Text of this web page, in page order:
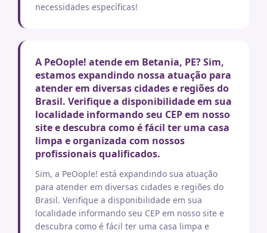
necessidades específicas!
A PeOople! atende em Betania, PE? Sim,
estamos expandindo nossa atuação para
atender em diversas cidades e regiões do
Brasil. Verifique a disponibilidade em sua
localidade informando seu CEP em nosso
site e descubra como é fácil ter uma casa
limpa e organizada com nossos
profissionais qualificados.
Sim, a PeOople! está expandindo sua atuação
para atender em diversas cidades e regiões do
Brasil. Verifique a disponibilidade em sua
localidade informando seu CEP em nosso site e
descubra como é fácil ter uma casa limpa e